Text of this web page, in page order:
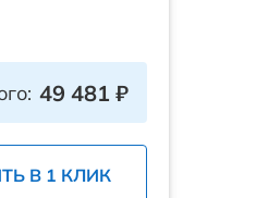
49 481 ₽
В 1 КЛИК